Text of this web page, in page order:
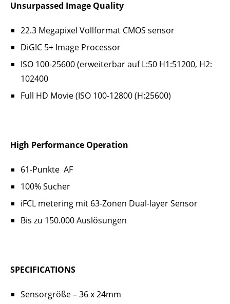
Unsurpassed Image Quality
22.3 Megapixel Vollformat CMOS sensor
DiG!C 5+ Image Processor
ISO 100-25600 (erweiterbar auf L:50 H1:51200, H2:
102400
Full HD Movie (ISO 100-12800 (H:25600)
High Performance Operation
61-Punkte AF
100% Sucher
iFCL metering mit 63-Zonen Dual-layer Sensor
Bis zu 150.000 Auslösungen
SPECIFICATIONS
Sensorgröße – 36 x 24mm